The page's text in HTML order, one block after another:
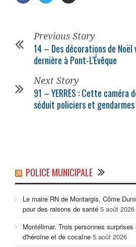
Previous Story
14 – Des décorations de
dernière à Pont-L'Évêque
Next Story
91 – YERRES : Cette caméra
séduit policierset gendarmes
POLICE MUNICIPALE
Le maire RN de Montargis, Côme
pour des raisons de santé 5 août 2026
Montélimar. Trois personnes
d'héroïne et de cocaïne 5 août 2026